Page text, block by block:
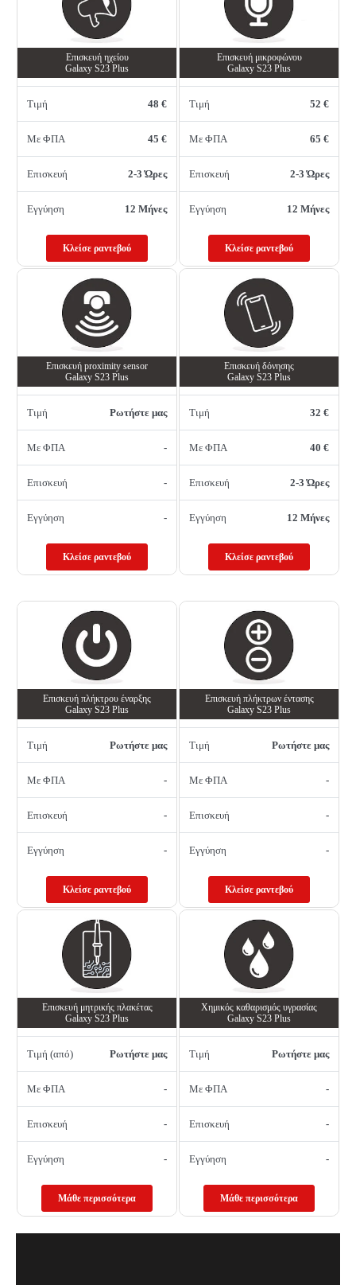
Επισκευή ηχείου
Galaxy S23 Plus
Τιμή 48 €
Με ΦΠΑ 45 €
Επισκευή 2-3 Ώρες
Εγγύηση 12 Μήνες
Κλείσε ραντεβού
Επισκευή μικροφώνου
Galaxy S23 Plus
Τιμή 52 €
Με ΦΠΑ 65 €
Επισκευή 2-3 Ώρες
Εγγύηση 12 Μήνες
Κλείσε ραντεβού
Επισκευή proximity sensor
Galaxy S23 Plus
Τιμή Ρωτήστε μας
Με ΦΠΑ -
Επισκευή -
Εγγύηση -
Κλείσε ραντεβού
Επισκευή δόνησης
Galaxy S23 Plus
Τιμή 32 €
Με ΦΠΑ 40 €
Επισκευή 2-3 Ώρες
Εγγύηση 12 Μήνες
Κλείσε ραντεβού
Επισκευή πλήκτρου έναρξης
Galaxy S23 Plus
Τιμή Ρωτήστε μας
Με ΦΠΑ -
Επισκευή -
Εγγύηση -
Κλείσε ραντεβού
Επισκευή πλήκτρων έντασης
Galaxy S23 Plus
Τιμή Ρωτήστε μας
Με ΦΠΑ -
Επισκευή -
Εγγύηση -
Κλείσε ραντεβού
Επισκευή μητρικής πλακέτας
Galaxy S23 Plus
Τιμή (από) Ρωτήστε μας
Με ΦΠΑ -
Επισκευή -
Εγγύηση -
Μάθε περισσότερα
Χημικός καθαρισμός υγρασίας
Galaxy S23 Plus
Τιμή Ρωτήστε μας
Με ΦΠΑ -
Επισκευή -
Εγγύηση -
Μάθε περισσότερα